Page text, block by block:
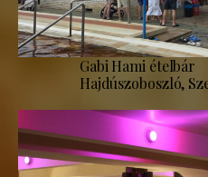
Gabi Hami ételbár
Hajdúszoboszló,